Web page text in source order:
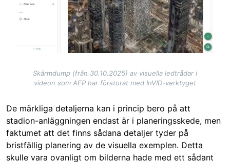
Skärmdump (från 30.10.2025) av visuella ledtrådar i
videon som AFP har förstorat med InVID-verktyget
De märkliga detaljerna kan i princip bero på att
stadion-anläggningen endast är i planeringsskede, men
faktumet att det finns sådana detaljer tyder på
bristfällig planering av de visuella exemplen. Detta
skulle vara ovanligt om bilderna hade med ett sådant